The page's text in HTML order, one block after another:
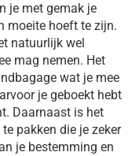
je met gemak je
moeite hoeft te zijn.
natuurlijk wel
mag nemen. Het
wat je mee
je geboekt hebt
Daarnaast is het
pakken die je zeker
je bestemming en